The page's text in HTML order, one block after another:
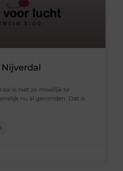
is niet zo moeilijk te
nu al gevonden. Dat is